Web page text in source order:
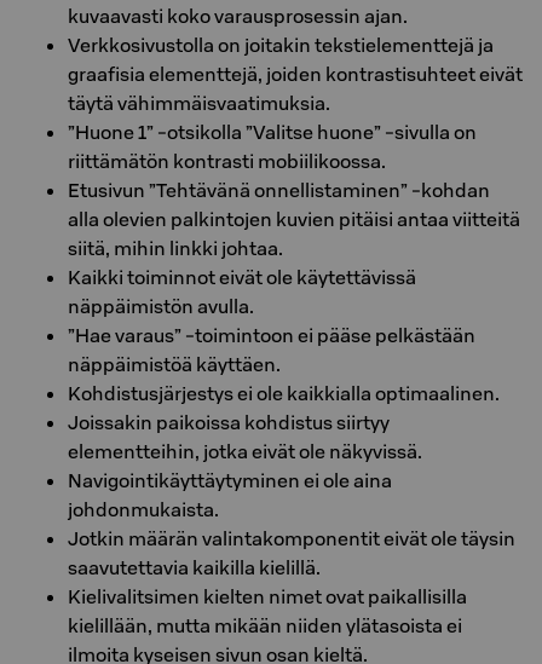
kuvaavasti koko varausprosessin ajan.
Verkkosivustolla on joitakin tekstielementtejä ja
graafisia elementtejä, joiden kontrastisuhteet eivät
täytä vähimmäisvaatimuksia.
”Huone 1” -otsikolla ”Valitse huone” -sivulla on
riittämätön kontrasti mobiilikoossa.
Etusivun ”Tehtävänä onnellistaminen” -kohdan
alla olevien palkintojen kuvien pitäisi antaa viitteitä
siitä, mihin linkki johtaa.
Kaikki toiminnot eivät ole käytettävissä
näppäimistön avulla.
”Hae varaus” -toimintoon ei pääse pelkästään
näppäimistöä käyttäen.
Kohdistusjärjestys ei ole kaikkialla optimaalinen.
Joissakin paikoissa kohdistus siirtyy
elementteihin, jotka eivät ole näkyvissä.
Navigointikäyttäytyminen ei ole aina
johdonmukaista.
Jotkin määrän valintakomponentit eivät ole täysin
saavutettavia kaikilla kielillä.
Kielivalitsimen kielten nimet ovat paikallisilla
kielillään, mutta mikään niiden ylätasoista ei
ilmoita kyseisen sivun osan kieltä.